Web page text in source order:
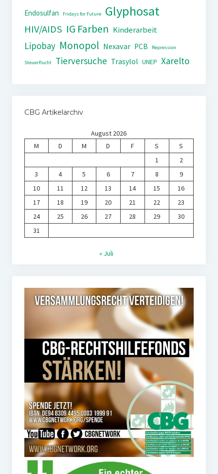
Endosulfan Fridays for Future Glyphosat
HIV/AIDS IG Farben Kinderarbeit
Lipobay Monopol Nexavar PCB Repression
Steuerflucht Tierversuche Trasylol UNEP Xarelto
CBG Artikelarchiv
August 2026
M
D M D F S
S
1
2
3
4 5 6 7 8
9
10
11 12 13 14 15
16
17
18 19 20 21 22
23
24
25 26 27 28 29
30
31
« Juli